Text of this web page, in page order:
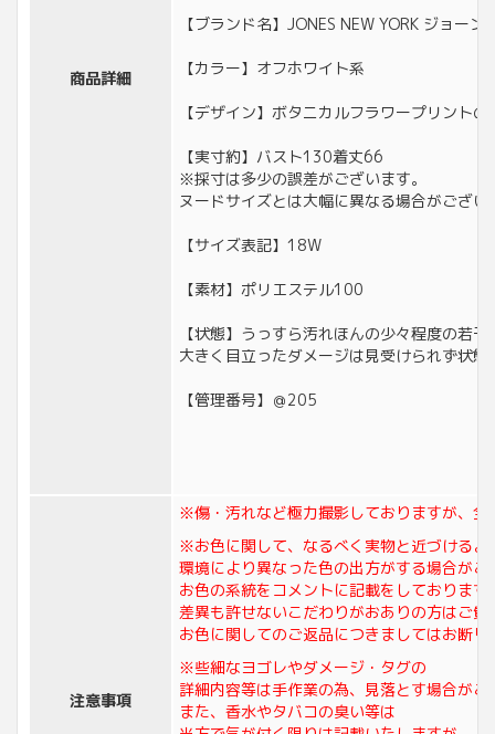
商品詳細
【ブランド名】JONES NEW YORK ジョー
【カラー】オフホワイト系
【デザイン】ボタニカルフラワープリント
【実寸約】バスト130着丈66
※採寸は多少の誤差がございます。
ヌードサイズとは大幅に異なる場合がござい
【サイズ表記】18W
【素材】ポリエステル100
【状態】うっすら汚れほんの少々程度の若
大きく目立ったダメージは見受けられず状態
【管理番号】＠205
注意事項
※傷・汚れなど極力撮影しておりますが、
※お色に関して、なるべく実物と近づけるよ
環境により異なった色の出方がする場合がご
お色の系統をコメントに記載をしておりま
差異も許せないこだわりがおありの方はご
お色に関してのご返品につきましてはお断り
※些細なヨゴレやダメージ・タグの
詳細内容等は手作業の為、見落とす場合がご
また、香水やタバコの臭い等は